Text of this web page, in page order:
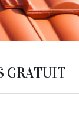
GRATUIT